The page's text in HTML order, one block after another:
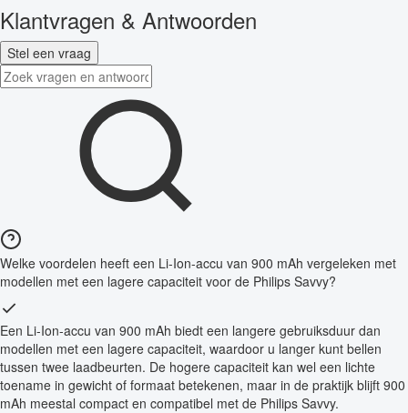
Klantvragen & Antwoorden
Stel een vraag
Welke voordelen heeft een Li-Ion-accu van 900 mAh vergeleken met
modellen met een lagere capaciteit voor de Philips Savvy?
Een Li-Ion-accu van 900 mAh biedt een langere gebruiksduur dan
modellen met een lagere capaciteit, waardoor u langer kunt bellen
tussen twee laadbeurten. De hogere capaciteit kan wel een lichte
toename in gewicht of formaat betekenen, maar in de praktijk blijft 900
mAh meestal compact en compatibel met de Philips Savvy.